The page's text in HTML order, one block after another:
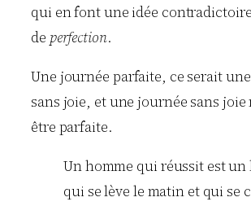
qui en font une idée
de perfection.
Une journée parfaite, ce serait
sans joie, et une journée sans joie
être parfaite.
Un homme qui réussit est un
qui se lève le matin et qui se